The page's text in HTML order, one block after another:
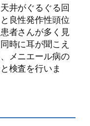
井がぐるぐる回
良性発作性頭位
者さんが多く見
時に耳が聞こえ
メニエール病の
検査を行いま